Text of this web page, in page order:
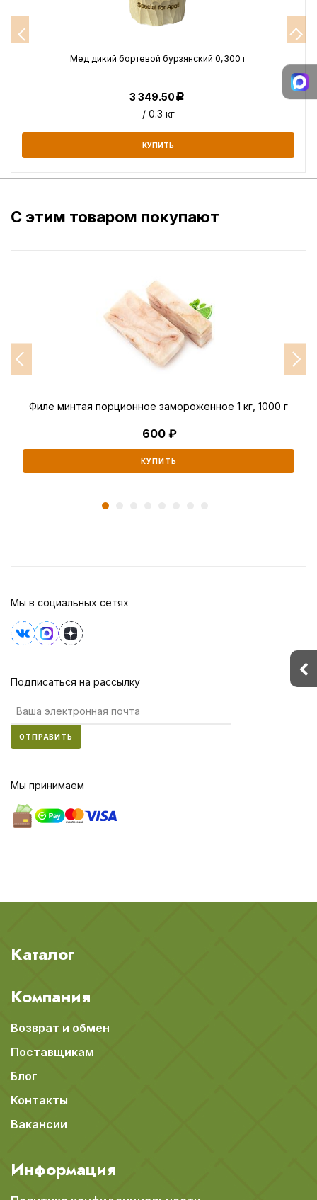
Мед дикий бортевой бурзянский 0,300 г
3 349.50Р
/ 0.3 кг
КУПИТЬ
С этим товаром покупают
Филе минтая порционное замороженное 1 кг, 1000 г
600
КУПИТЬ
Мы в социальных сетях
Подписаться на рассылку
ОТПРАВИТЬ
Мы принимаем
Каталог
Компания
Возврат и обмен
Поставщикам
Блог
Контакты
Вакансии
Информация